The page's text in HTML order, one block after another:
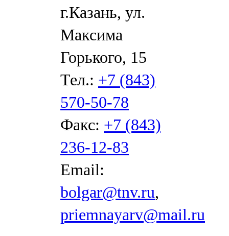
г.Казань, ул.
Максима
Горького, 15
Тел.: +7 (843)
570-50-78
Факс: +7 (843)
236-12-83
Email:
bolgar@tnv.ru,
priemnayarv@mail.ru